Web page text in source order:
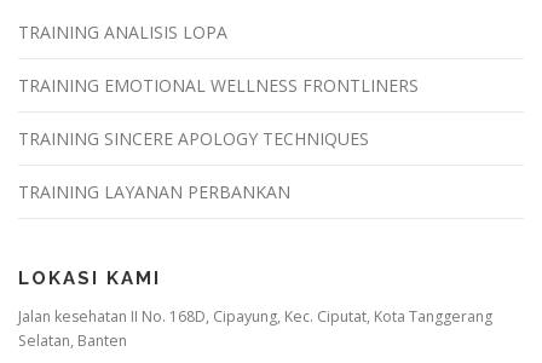
TRAINING ANALISIS LOPA
TRAINING EMOTIONAL WELLNESS FRONTLINERS
TRAINING SINCERE APOLOGY TECHNIQUES
TRAINING LAYANAN PERBANKAN
LOKASI KAMI
Jalan kesehatan II No. 168D, Cipayung, Kec. Ciputat, Kota Tanggerang
Selatan, Banten